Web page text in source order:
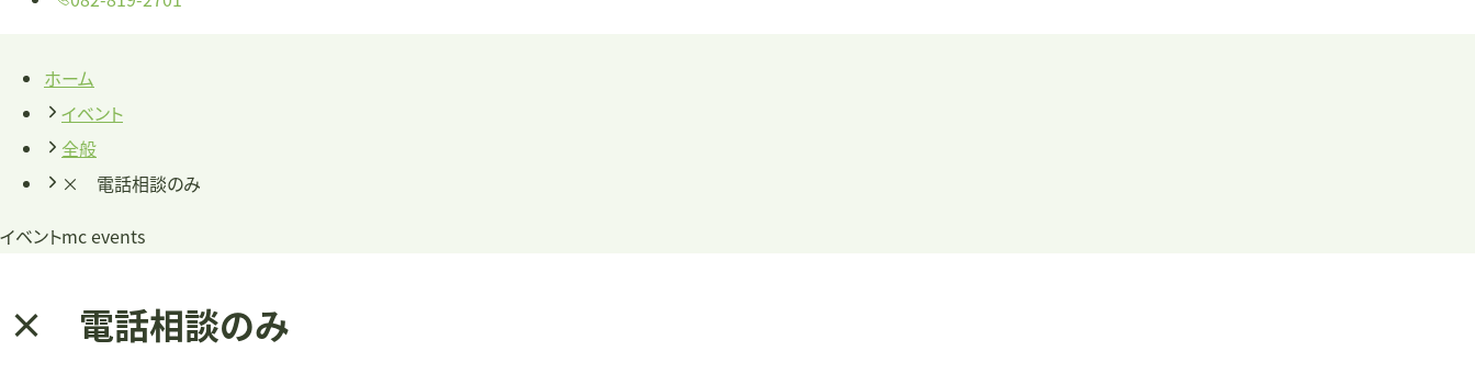
イベントmc events
ホーム
イベント
全般
× 電話相談のみ
× 電話相談のみ